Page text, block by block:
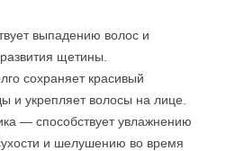
выпадению волос и
щетины.
сохраняет красивый
и укрепляет волосы на лице.
— способствует увлажнению
и шелушению во время